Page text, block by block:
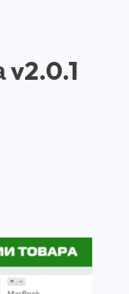
v2.0.1